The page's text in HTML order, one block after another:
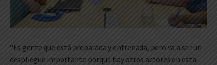
“Es gente que está preparada y entrenada, pero va a ser un
despliegue importante porque hay otros actores en esta